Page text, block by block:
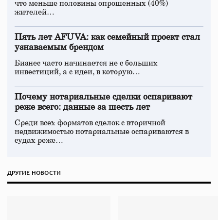
что меньше половины опрошенных (40%)
жителей…
Пять лет AFUVA: как семейный проект стал
узнаваемым брендом
Бизнес часто начинается не с больших
инвестиций, а с идеи, в которую…
Почему нотариальные сделки оспаривают
реже всего: данные за шесть лет
Среди всех форматов сделок с вторичной
недвижимостью нотариальные оспариваются в
судах реже…
ДРУГИЕ НОВОСТИ